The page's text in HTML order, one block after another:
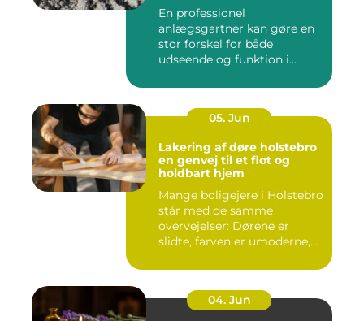
En professionel
anlægsgartner kan gøre en
stor forskel for både
udseende og funktion i
05. Jun
Lakering af døre holstebro
en genvej til et flot og
holdbart hjem
Mange boligejere i Holstebro
står med de samme
overvejelser: Dørene er
slidte, farven er umoderne,
04. Jun